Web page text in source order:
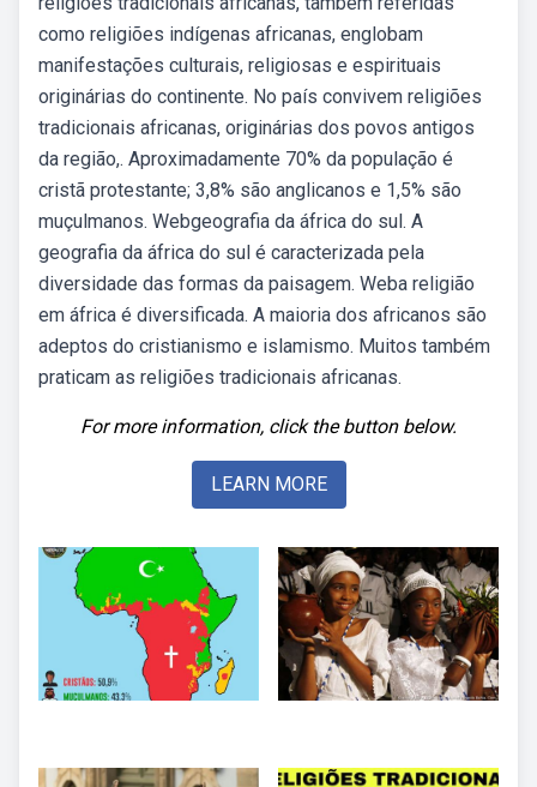
como religiões indígenas africanas, englobam
manifestações culturais, religiosas e espirituais
originárias do continente. No país convivem religiões
tradicionais africanas, originárias dos povos antigos
da região,. Aproximadamente 70% da população é
cristã protestante; 3,8% são anglicanos e 1,5% são
muçulmanos. Webgeografia da áfrica do sul. A
geografia da áfrica do sul é caracterizada pela
diversidade das formas da paisagem. Weba religião
em áfrica é diversificada. A maioria dos africanos são
adeptos do cristianismo e islamismo. Muitos também
praticam as religiões tradicionais africanas.
For more information, click the button below.
LEARN MORE